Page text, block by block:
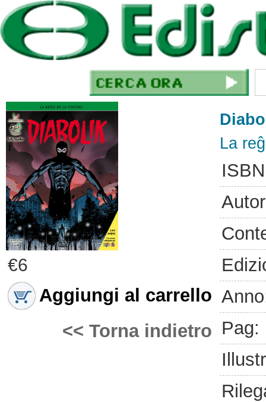
€6
Aggiungi al carrello
<< Torna indietro
La
Pag: